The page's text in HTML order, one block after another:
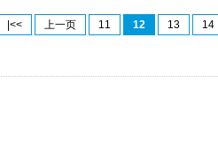
|<< 上一页 11 12 13 14